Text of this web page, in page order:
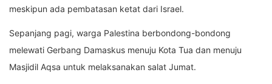
meskipun ada pembatasan ketat dari Israel.
Sepanjang pagi, warga Palestina berbondong-bondong
melewati Gerbang Damaskus menuju Kota Tua dan menuju
Masjidil Aqsa untuk melaksanakan salat Jumat.